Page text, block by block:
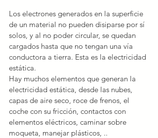
Los electrones generados en la superficie
de un material no pueden disiparse por sí
solos, y al no poder circular, se quedan
cargados hasta que no tengan una vía
conductora a tierra. Esta es la electricidad
estática.
Hay muchos elementos que generan la
electricidad estática, desde las nubes,
capas de aire seco, roce de frenos, el
coche con su fricción, contactos con
elementos eléctricos, caminar sobre
moqueta, manejar plásticos, ..